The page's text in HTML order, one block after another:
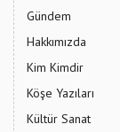
Gündem
Hakkımızda
Kim Kimdir
Köşe Yazıları
Kültür Sanat